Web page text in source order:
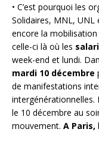
• C’est pourquoi les
Solidaires, MNL,
encore la
celle-ci là où les
week-end et lundi.
mardi 10 décembre
de manifestations
intergénérationnelles.
le 10 décembre au
mouvement. A Paris,